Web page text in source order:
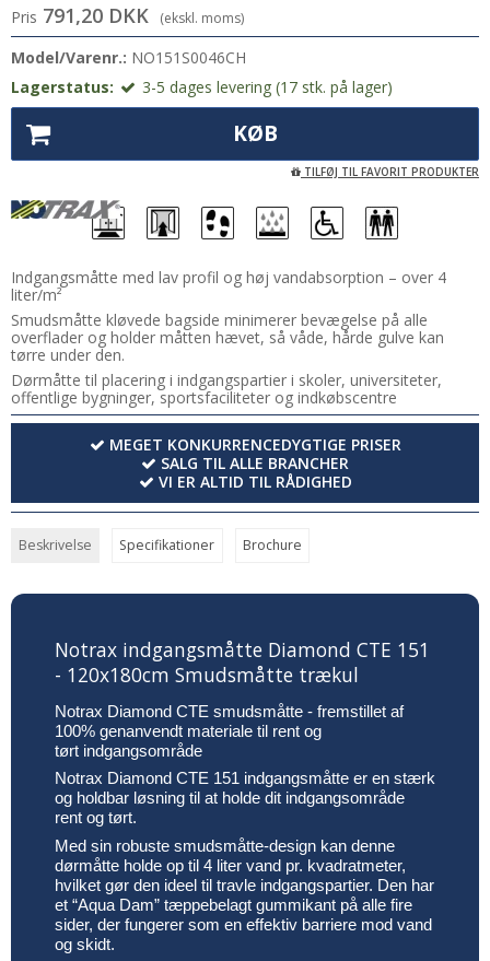
Pris 791,20 DKK (ekskl. moms)
Model/Varenr.: NO151S0046CH
Lagerstatus:
3-5 dages levering (17 stk. på lager)
KØB
TILFØJ TIL FAVORIT PRODUKTER
Indgangsmåtte med lav profil og høj vandabsorption – over 4
liter/m²
Smudsmåtte kløvede bagside minimerer bevægelse på alle
overflader og holder måtten hævet, så våde, hårde gulve kan
tørre under den.
Dørmåtte til placering i indgangspartier i skoler, universiteter,
offentlige bygninger, sportsfaciliteter og indkøbscentre
MEGET KONKURRENCEDYGTIGE PRISER
SALG TIL ALLE BRANCHER
VI ER ALTID TIL RÅDIGHED
Beskrivelse Specifikationer Brochure
Notrax indgangsmåtte Diamond CTE 151
- 120x180cm Smudsmåtte trækul
Notrax Diamond CTE smudsmåtte - fremstillet af
100% genanvendt materiale til rent og
tørt indgangsområde
Notrax Diamond CTE 151 indgangsmåtte er en stærk
og holdbar løsning til at holde dit indgangsområde
rent og tørt.
Med sin robuste smudsmåtte-design kan denne
dørmåtte holde op til 4 liter vand pr. kvadratmeter,
hvilket gør den ideel til travle indgangspartier. Den har
et “Aqua Dam” tæppebelagt gummikant på alle fire
sider, der fungerer som en effektiv barriere mod vand
og skidt.